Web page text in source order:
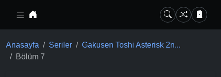
Anasayfa Seriler
Gakusen Toshi Asterisk 2n...
Bölüm 7